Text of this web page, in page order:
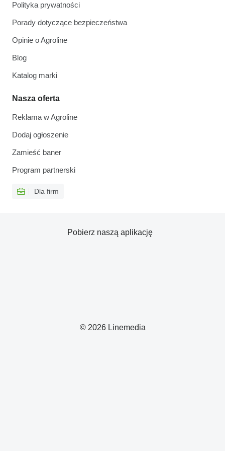
Polityka prywatności
Porady dotyczące bezpieczeństwa
Opinie o Agroline
Blog
Katalog marki
Nasza oferta
Reklama w Agroline
Dodaj ogłoszenie
Zamieść baner
Program partnerski
Dla firm
© 2026 Linemedia
Pobierz naszą aplikację